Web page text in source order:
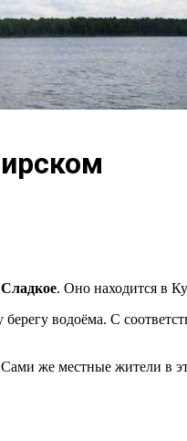
. Оно находится в
берегу водоёма. С
же местные жители в